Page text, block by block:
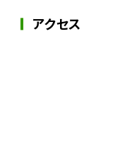
アクセス